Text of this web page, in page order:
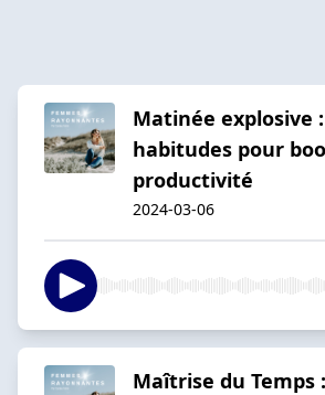
Matinée explosive
habitudes pour
productivité
2024-03-06
Maîtrise du Temps